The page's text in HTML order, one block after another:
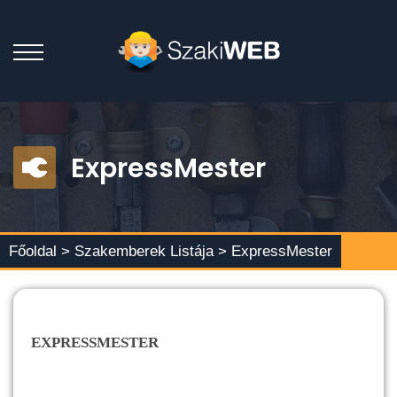
ExpressMester
Főoldal > Szakemberek Listája > ExpressMester
EXPRESSMESTER